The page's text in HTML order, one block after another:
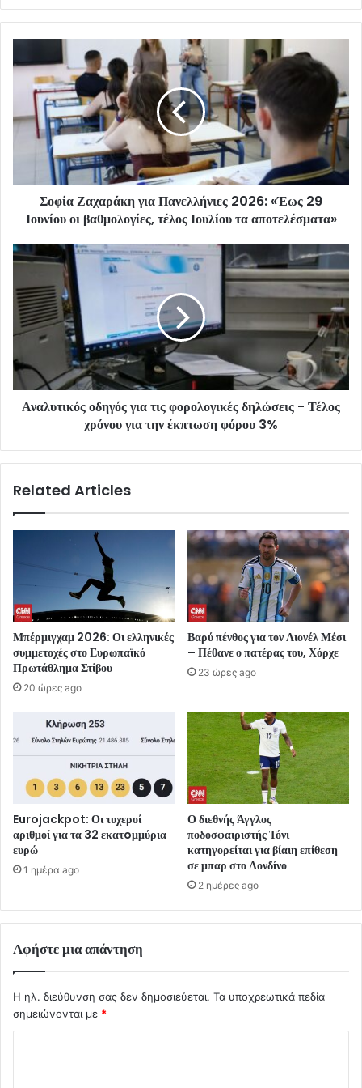
Σοφία Ζαχαράκη για Πανελλήνιες 2026: «Έως 29
Ιουνίου οι βαθμολογίες, τέλος Ιουλίου τα αποτελέσματα»
Αναλυτικός οδηγός για τις φορολογικές δηλώσεις - Τέλος
χρόνου για την έκπτωση φόρου 3%
Related Articles
Μπέρμιγχαμ 2026: Οι ελληνικές
συμμετοχές στο Ευρωπαϊκό
Πρωτάθλημα Στίβου
20 ώρες ago
Βαρύ πένθος για τον Λιονέλ Μέσι
– Πέθανε ο πατέρας του, Χόρχε
23 ώρες ago
Eurojackpot: Οι τυχεροί
αριθμοί για τα 32 εκατoμμύρια
ευρώ
1 ημέρα ago
Ο διεθνής Άγγλος
ποδοσφαιριστής Τόνι
κατηγορείται για βίαιη επίθεση
σε μπαρ στο Λονδίνο
2 ημέρες ago
Αφήστε μια απάντηση
Η ηλ. διεύθυνση σας δεν δημοσιεύεται. Τα υποχρεωτικά πεδία
σημειώνονται με *